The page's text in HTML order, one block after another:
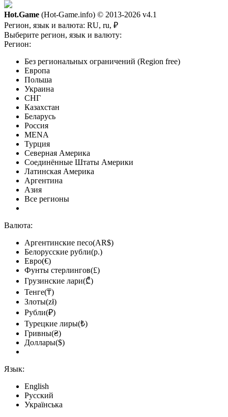
Hot.Game (Hot-Game.info) © 2013-2026 v4.1
Регион, язык и валюта: RU, ru, ₽
Выберите регион, язык и валюту:
Регион:
Без региональных ограничений (Region free)
Европа
Польша
Украина
СНГ
Казахстан
Беларусь
Россия
MENA
Турция
Северная Америка
Соединённые Штаты Америки
Латинская Америка
Аргентина
Азия
Все регионы
Валюта:
Аргентинские песо(AR$)
Белорусские рубли(р.)
Евро(€)
Фунты стерлингов(£)
Грузинские лари(₾)
Тенге(₸)
Злоты(zł)
Рубли(₽)
Турецкие лиры(₺)
Гривны(₴)
Доллары($)
Язык:
English
Русский
Українська